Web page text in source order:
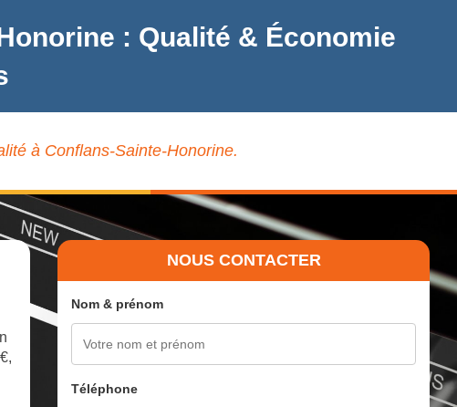
: Qualité & Économie
à Conflans-Sainte-Honorine.
NOUS CONTACTER
Nom & prénom
Téléphone